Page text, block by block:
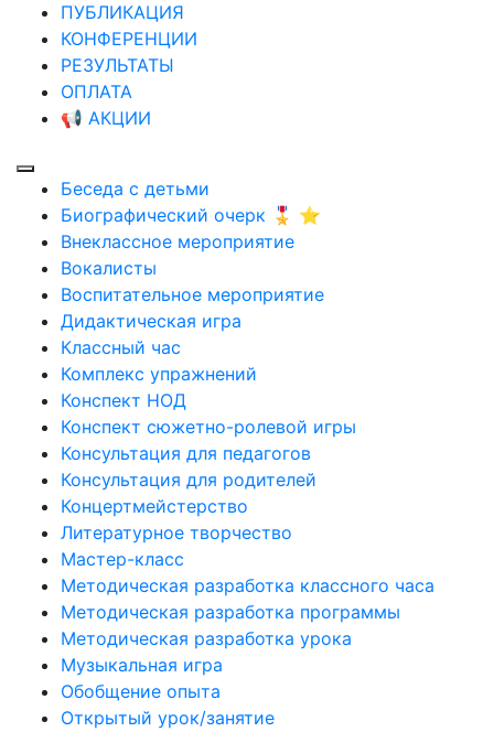
ПУБЛИКАЦИЯ
КОНФЕРЕНЦИИ
РЕЗУЛЬТАТЫ
ОПЛАТА
📢 АКЦИИ
Беседа с детьми
Биографический очерк 🎖️ ⭐
Внеклассное мероприятие
Вокалисты
Воспитательное мероприятие
Дидактическая игра
Классный час
Комплекс упражнений
Конспект НОД
Конспект сюжетно-ролевой игры
Консультация для педагогов
Консультация для родителей
Концертмейстерство
Литературное творчество
Мастер-класс
Методическая разработка классного часа
Методическая разработка программы
Методическая разработка урока
Музыкальная игра
Обобщение опыта
Открытый урок/занятие